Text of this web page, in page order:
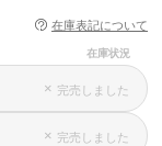
在庫表記について
在庫状況
× 完売しました
× 完売しました